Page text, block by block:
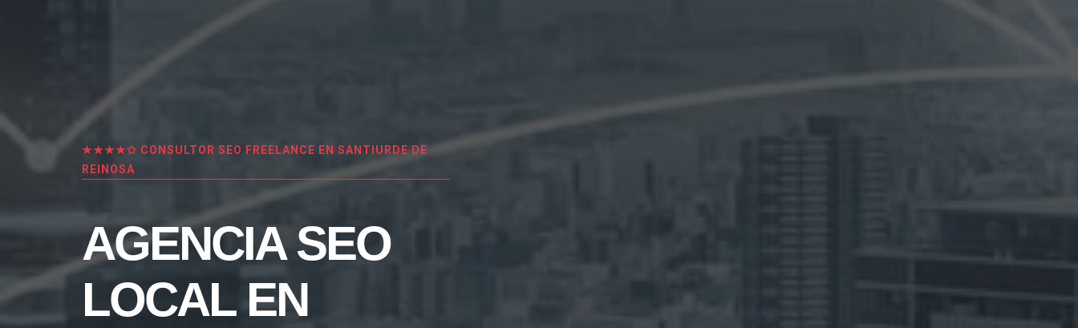
★★★★✩ CONSULTOR SEO FREELANCE EN SANTIURDE DE
REINOSA
AGENCIA SEO
LOCAL EN